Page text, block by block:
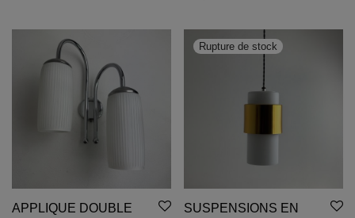
APPLIQUE DOUBLE
SUSPENSIONS EN